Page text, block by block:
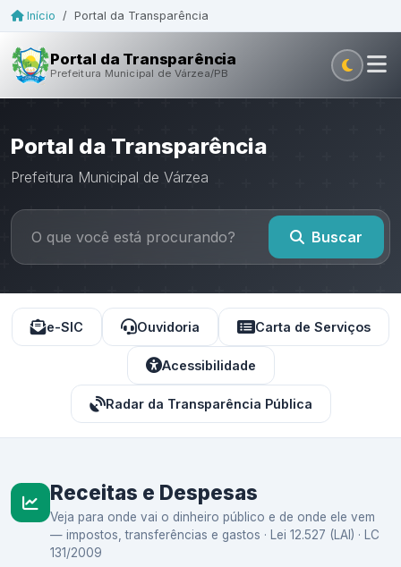
Início / Portal da Transparência
Portal da Transparência
Prefeitura Municipal de Várzea/PB
Portal da Transparência
Prefeitura Municipal de Várzea
Buscar
e-SIC Ouvidoria Carta de Serviços
Acessibilidade
Radar da Transparência Pública
Receitas e Despesas
Veja para onde vai o dinheiro público e de onde ele vem
— impostos, transferências e gastos · Lei 12.527 (LAI) · LC
131/2009